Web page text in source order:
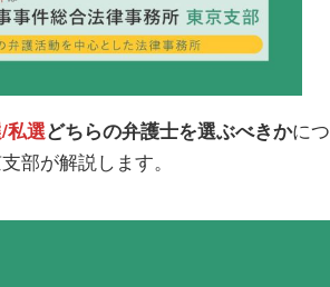
私選どちらの弁護士を選ぶべきかにつ
部が解説します。